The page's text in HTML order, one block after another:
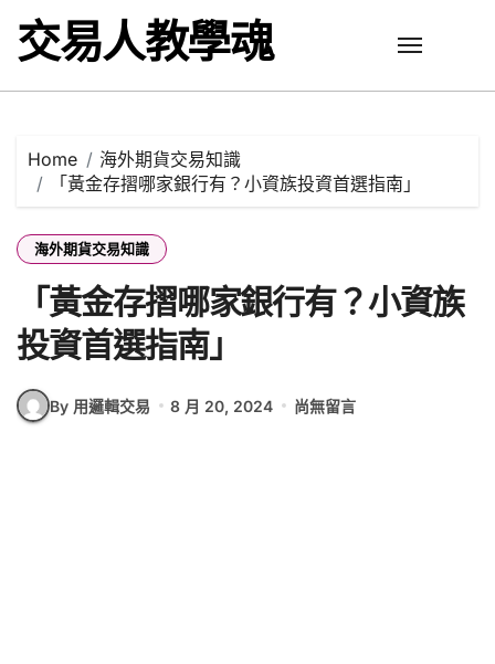
content
交易人教學魂
Home
海外期貨交易知識
「黃金存摺哪家銀行有？小資族投資首選指南」
海外期貨交易知識
「黃金存摺哪家銀行有？小資族
投資首選指南」
By 用邏輯交易 8 月 20, 2024 尚無留言